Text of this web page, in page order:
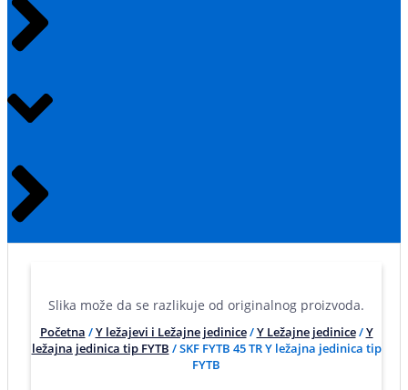
Slika može da se razlikuje od originalnog proizvoda.
Početna /Y ležajevi i Ležajne jedinice/Y Ležajne jedinice/Y
ležajna jedinica tip FYTB / SKF FYTB 45 TR Y ležajna jedinica tip
FYTB